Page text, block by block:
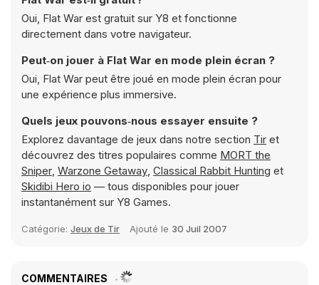
Oui, Flat War est gratuit sur Y8 et fonctionne
directement dans votre navigateur.
Peut‑on jouer à Flat War en mode plein écran ?
Oui, Flat War peut être joué en mode plein écran pour
une expérience plus immersive.
Quels jeux pouvons‑nous essayer ensuite ?
Explorez davantage de jeux dans notre section Tir et
découvrez des titres populaires comme MORT the
Sniper, Warzone Getaway, Classical Rabbit Hunting et
Skidibi Hero io — tous disponibles pour jouer
instantanément sur Y8 Games.
Catégorie: Jeux de Tir Ajouté le 30 Juil 2007
COMMENTAIRES